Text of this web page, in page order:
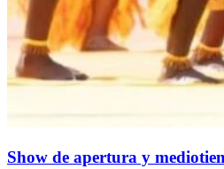
Show de apertura y